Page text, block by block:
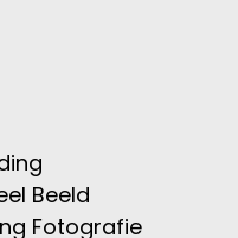
Beeld
Fotografie